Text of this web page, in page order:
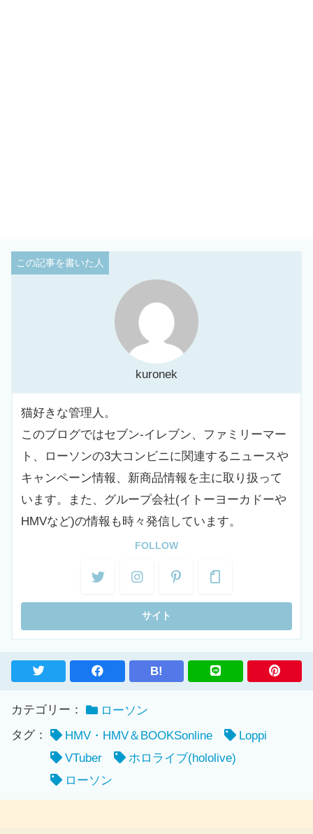
kuronek
猫好きな管理人。
このブログではセブン-イレブン、ファミリーマー
ト、ローソンの3大コンビニに関連するニュースや
キャンペーン情報、新商品情報を主に取り扱って
います。また、グループ会社(イトーヨーカドーや
HMVなど)の情報も時々発信しています。
FOLLOW
B!
カテゴリー：
ローソン
タグ：
HMV・HMV＆BOOKSonline
Loppi
VTuber
ホロライブ(hololive)
ローソン